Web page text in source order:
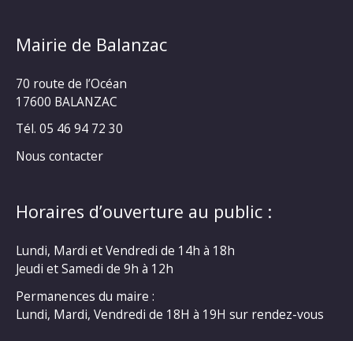
Mairie de Balanzac
70 route de l’Océan
17600 BALANZAC
Tél. 05 46 94 72 30
Nous contacter
Horaires d’ouverture au public :
Lundi, Mardi et Vendredi de 14h à 18h
Jeudi et Samedi de 9h à 12h
Permanences du maire :
Lundi, Mardi, Vendredi de 18H à 19H sur rendez-vous